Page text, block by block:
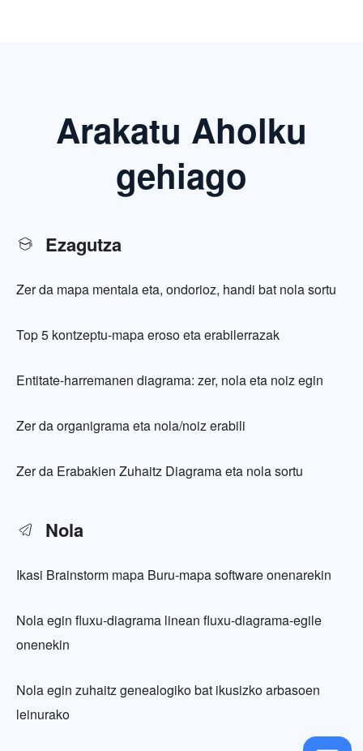
Arakatu Aholku
gehiago
Ezagutza
Zer da mapa mentala eta, ondorioz, handi bat nola sortu
Top 5 kontzeptu-mapa eroso eta erabilerrazak
Entitate-harremanen diagrama: zer, nola eta noiz egin
Zer da organigrama eta nola/noiz erabili
Zer da Erabakien Zuhaitz Diagrama eta nola sortu
Nola
Ikasi Brainstorm mapa Buru-mapa software onenarekin
Nola egin fluxu-diagrama linean fluxu-diagrama-egile
onenekin
Nola egin zuhaitz genealogiko bat ikusizko arbasoen
leinurako